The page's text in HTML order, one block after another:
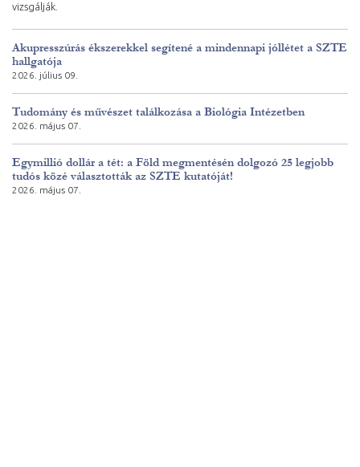
vizsgálják.
Akupresszúrás ékszerekkel segítené a mindennapi jóllétet a SZTE
hallgatója
2026. július 09.
Tudomány és művészet találkozása a Biológia Intézetben
2026. május 07.
Egymillió dollár a tét: a Föld megmentésén dolgozó 25 legjobb
tudós közé választották az SZTE kutatóját!
2026. május 07.